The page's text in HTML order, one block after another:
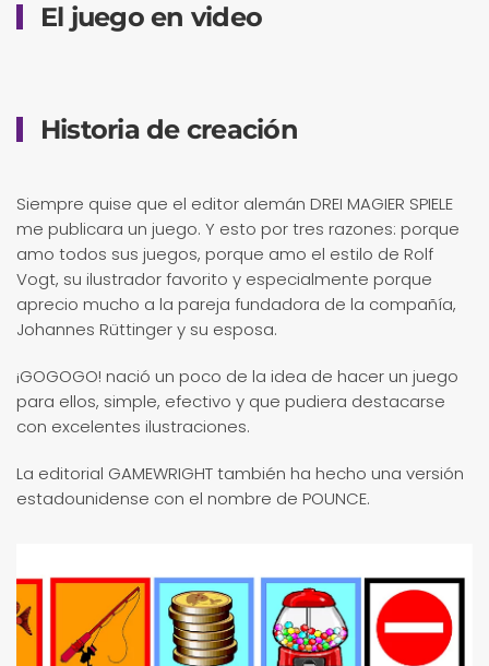
El juego en video
Historia de creación
Siempre quise que el editor alemán DREI MAGIER SPIELE
me publicara un juego. Y esto por tres razones: porque
amo todos sus juegos, porque amo el estilo de Rolf
Vogt, su ilustrador favorito y especialmente porque
aprecio mucho a la pareja fundadora de la compañía,
Johannes Rüttinger y su esposa.
¡GOGOGO! nació un poco de la idea de hacer un juego
para ellos, simple, efectivo y que pudiera destacarse
con excelentes ilustraciones.
La editorial GAMEWRIGHT también ha hecho una versión
estadounidense con el nombre de POUNCE.